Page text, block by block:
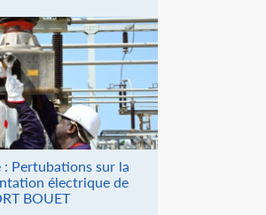
Pertubations sur la
électrique de
BOUET